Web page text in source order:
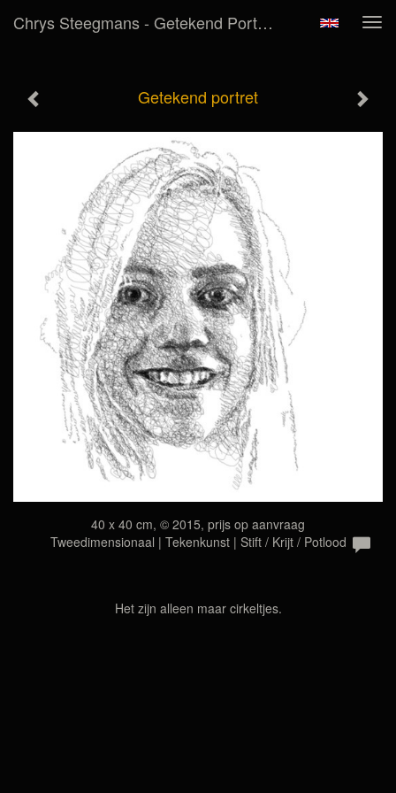
Chrys Steegmans - Getekend Portret
Getekend portret
40 x 40 cm, © 2015, prijs op aanvraag
Tweedimensionaal | Tekenkunst | Stift / Krijt / Potlood
Het zijn alleen maar cirkeltjes.